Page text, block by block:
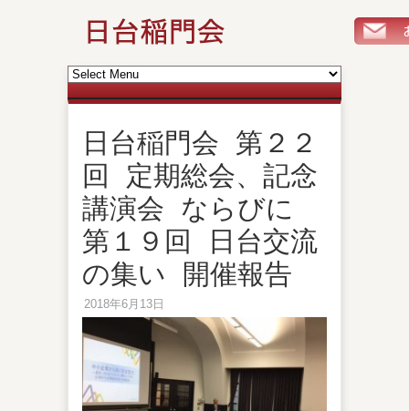
日台稲門会 第２２
回 定期総会、記念
講演会 ならびに
第１９回 日台交流
の集い 開催報告
2018年6月13日